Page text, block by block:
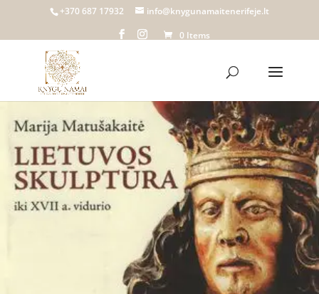
+370 687 17932
info@knygunamaitenerifeje.lt
0 Items
Knygų namai Tenerifeje/Biblioteka/Pomėgiai/ Lietuvos